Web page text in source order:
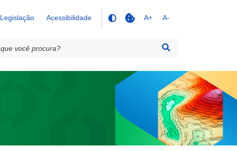
Legislação Acessibilidade A+ A-